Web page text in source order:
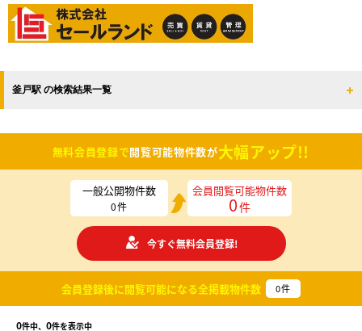
釜戸駅 の検索結果一覧
無料会員登録で閲覧可能物件数が大幅アップ!!
一般公開物件数
0件
会員閲覧可能物件数
0件
今すぐ無料会員登録!
会員登録後に閲覧可能になる全掲載物件数 0件
0件中、 0件を表示中